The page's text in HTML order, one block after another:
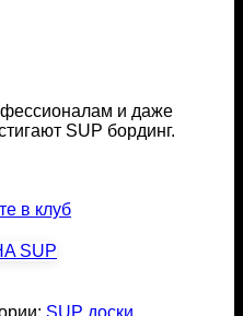
и даже
SUP бординг.
SUP доски,